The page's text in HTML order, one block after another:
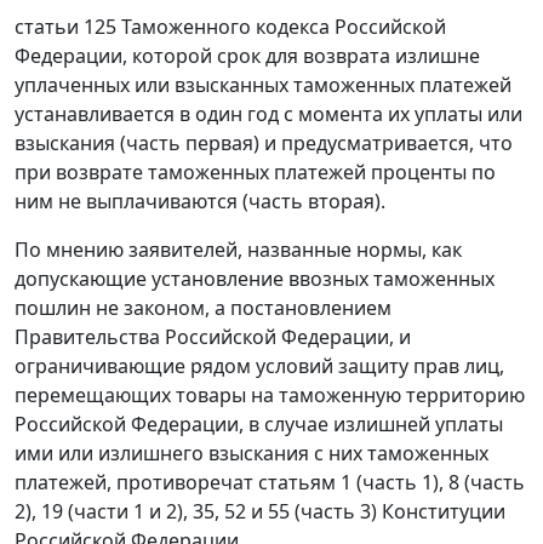
статьи 125Таможенного кодекса Российской
Федерации, которой срок для возврата излишне
уплаченных или взысканных таможенных платежей
устанавливается в один год с момента их уплаты или
взыскания (часть первая) и предусматривается, что
при возврате таможенных платежей проценты по
ним не выплачиваются (часть вторая).
По мнению заявителей, названные нормы, как
допускающие установление ввозных таможенных
пошлин не законом, а постановлением
Правительства Российской Федерации, и
ограничивающие рядом условий защиту прав лиц,
перемещающих товары на таможенную территорию
Российской Федерации, в случае излишней уплаты
ими или излишнего взыскания с них таможенных
платежей, противоречат статьям 1 (часть 1), 8 (часть
2), 19 (части 1 и 2), 35, 52 и 55 (часть 3) Конституции